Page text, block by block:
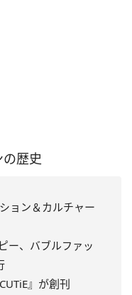
歴史
ョン＆カルチャー
ー、バブルファッ
』が創刊